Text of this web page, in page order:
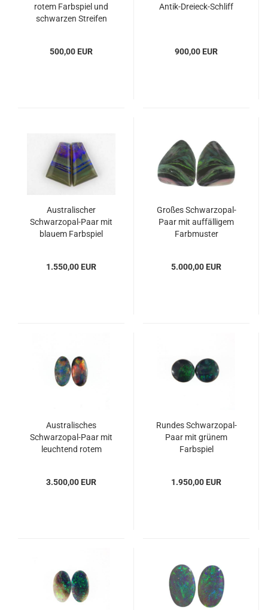
rotem Farbspiel und
schwarzen Streifen
500,00 EUR
Antik-Dreieck-Schliff
900,00 EUR
Australischer
Schwarzopal-Paar mit
blauem Farbspiel
1.550,00 EUR
Großes Schwarzopal-
Paar mit auffälligem
Farbmuster
5.000,00 EUR
Australisches
Schwarzopal-Paar mit
leuchtend rotem
3.500,00 EUR
Rundes Schwarzopal-
Paar mit grünem
Farbspiel
1.950,00 EUR